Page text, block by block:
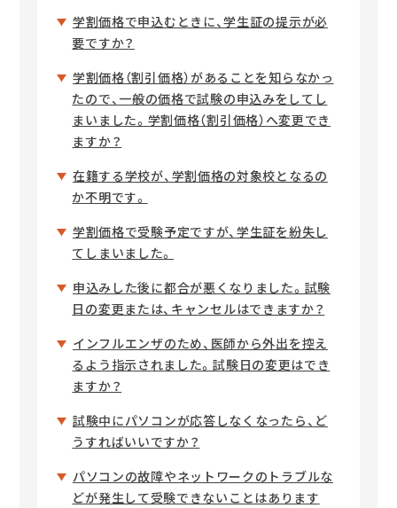
学割価格で申込むときに、学生証の提示が必
要ですか？
学割価格（割引価格）があることを知らなかっ
たので、一般の価格で試験の申込みをしてし
まいました。学割価格（割引価格）へ変更でき
ますか？
在籍する学校が、学割価格の対象校となるの
か不明です。
学割価格で受験予定ですが、学生証を紛失し
てしまいました。
申込みした後に都合が悪くなりました。試験
日の変更または、キャンセルはできますか？
インフルエンザのため、医師から外出を控え
るよう指示されました。試験日の変更はでき
ますか？
試験中にパソコンが応答しなくなったら、ど
うすればいいですか？
パソコンの故障やネットワークのトラブルな
どが発生して受験できないことはあります